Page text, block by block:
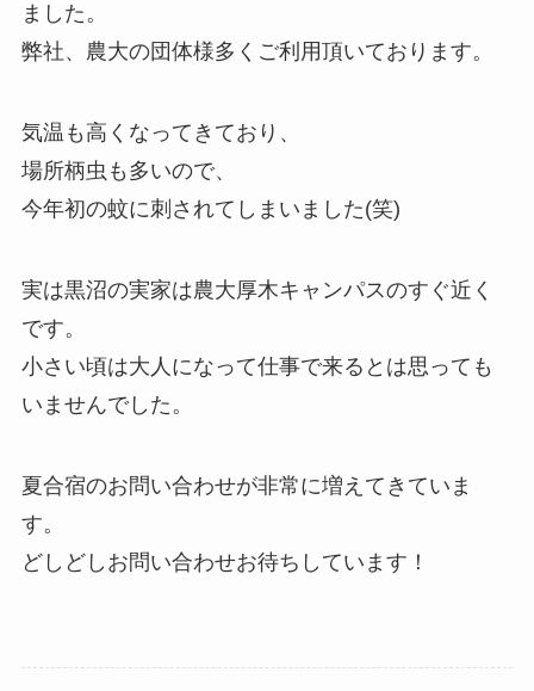
ました。
弊社、農大の団体様多くご利用頂いております。
気温も高くなってきており、
場所柄虫も多いので、
今年初の蚊に刺されてしまいました(笑)
実は黒沼の実家は農大厚木キャンパスのすぐ近く
です。
小さい頃は大人になって仕事で来るとは思っても
いませんでした。
夏合宿のお問い合わせが非常に増えてきていま
す。
どしどしお問い合わせお待ちしています！